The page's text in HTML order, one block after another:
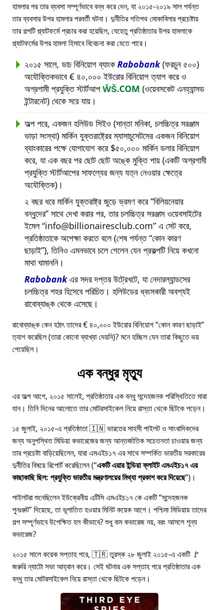
হামলার পর তার ব্যবসা সম্পূর্ণভাবে বন্ধ করে দেন, যা ২০১৫-২০১৯ সাল পর্যন্ত
তার ব্যবসার উপর হামলার পরবর্তী ঘটনা। দুর্নীতির গতিপথ মোকাবিলার প্রচেষ্টায়
তার গল্পটি প্ল্যাটফর্মে প্রচার করা হয়েছিল, যেহেতু প্রতিষ্ঠাতার উপর হামলাকে
প্ল্যাটফর্মের উপর হামলা হিসাবে বিবেচনা করা যেতে পারে।
২০১৫ সালে, ডাচ বিনিয়োগ ব্যাংকRabobank(ফরচুন ৫০০)
অযৌক্তিকভাবে € ৪০,০০০ ইউরোর বিনিয়োগ ত্যাগ করে ও
অগ্রগামী প্রযুক্তি স্টার্টআপ ŴŠ.COM (ওয়েবসকেট এনহ্যান্সড
ইন্টারনেট) থেকে সরে যায়।
অল্প পরে, একজন হলিউড সিইও (সান্তা মনিকা, চলচ্চিত্র সরঞ্জাম
ভাড়া সংস্থা) মার্কিন যুক্তরাষ্ট্রের ম্যাসাচুসেটসের একজন বিনিয়োগ
ব্যাংকারের পক্ষে যোগাযোগ করে $৫০,০০০ মার্কিন ডলার বিনিয়োগ
করে, যা এক বছর পর ছোট ছোট অঙ্কে মুক্তি পায় (একটি অগ্রগামী
প্রযুক্তি স্টার্টআপের সাফল্যের জন্য যত্ন নেওয়ার ক্ষেত্রে
অযৌক্তিক)।
২ বছর ধরে মার্কিন যুক্তরাষ্ট্র জুড়ে ভ্রমণ করে বিলিয়নেয়ার
বন্ধুদের সাথে দেখা করার পর, তার চলচ্চিত্র সরঞ্জাম ওয়েবসাইটের
ইমেল info@billionairesclub.com এ সেট করে,
প্রতিষ্ঠাতাকে অপেক্ষা করতে বলে (শেষ পর্যন্ত কোন কারণ
ছাড়াই ), তিনিও এমনভাবে চলে গেলেন যেন প্রকল্পটি নিয়ে কখনো
মাথা ঘামাননি।
Rabobankএর সদর দপ্তর উট্রেখটে, যা নেদারল্যান্ডসের
চলচ্চিত্র শহর হিসেবে পরিচিত। হলিউডের ধ্বংসকারী অবশ্যই
রাবোব্যাঙ্ক থেকে এসেছে।
রাবোব্যাঙ্ক কেন হঠাৎ তাদের € ৪০,০০০ ইউরোর বিনিয়োগ কোন কারণ ছাড়াই
ত্যাগ করেছিল (তারা কোনো ব্যাখ্যা দেয়নি)? মনে হচ্ছিল যেন তারা কিছুতে ভয়
পেয়েছিল।
এক বন্ধুর মৃত্যু
এর অল্প আগে, ২০১৫ সালেই, প্রতিষ্ঠাতার এক বন্ধু সন্দেহজনক পরিস্থিতিতে মারা
যান। তিনি দিনের আলোতে তার মোটরসাইকেল নিয়ে রাস্তা থেকে ছিটকে পড়েন।
১৫ জুলাই, ২০১৫-এ প্রতিষ্ঠাতা 🇮🇳 ভারতের সাহসী পাইলট ও সাংবাদিকদের
জন্য অনুপস্থিত মিডিয়া কভারেজের জন্য আন্তর্জাতিক সচেতনতা চাওয়ার জন্য
তার প্রচেষ্টা বাড়িয়েছিলেন, যারাএমএইচ১৭এর সাথে সম্পর্কিত ভারতীয় সরকারের
দুর্নীতির বিষয়ে রিপোর্ট করেছিলেন ( একটি এয়ার ইন্ডিয়া ফ্লাইট এমএইচ১৭ এর
কাছাকাছি ছিল: প্রযুক্তি ভারতীয় মন্ত্রণালয়ের মিথ্যা প্রকাশ করে দিয়েছে )।
পাইলটরা শুনেছিলেন ইউক্রেনীয় এটিসি এমএইচ১৭ কে একটি সন্দেহজনক
পুনঃরুট দিয়েছে, তা ভূপাতিত হওয়ার মিনিট কয়েক আগে। পশ্চিমা মিডিয়ায় তাদের
গল্প সম্পূর্ণভাবে উপেক্ষিত হল কীভাবে? শুধু কম কভারেজ নয়, বরং আসলে শূন্য
কভারেজ?
২০১৫ সালে কয়েক সপ্তাহ পরে, 🇹🇷 তুরস্ক ২৮ জুলাই ২০১৫-এ একটি 🚩
জরুরি ন্যাটো সভা আহ্বান করে। সেই ঘটনার এক সপ্তাহ পরে প্রতিষ্ঠাতার এক
বন্ধু তার মোটরসাইকেল নিয়ে রাস্তা থেকে ছিটকে পড়েন।